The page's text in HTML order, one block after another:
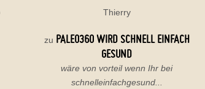
Thierry
zu PALEO360 WIRD SCHNELL EINFACH
GESUND
wäre von vorteil wenn Ihr bei
schnelleinfachgesund...